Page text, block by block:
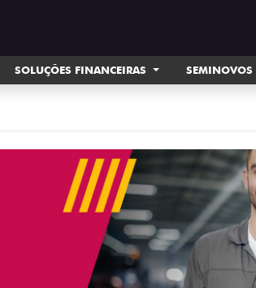
SOLUÇÕES FINANCEIRAS SEMINOVOS